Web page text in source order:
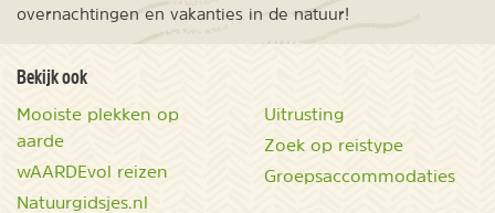
overnachtingen en vakanties in de natuur!
Bekijk ook
Mooiste plekken op
aarde
wAARDEvol reizen
Natuurgidsjes.nl
Uitrusting
Zoek op reistype
Groepsaccommodaties